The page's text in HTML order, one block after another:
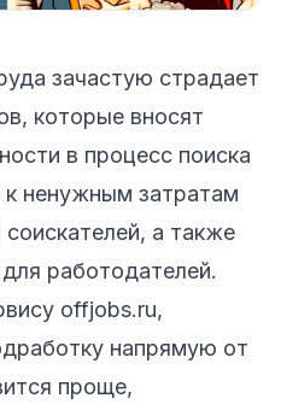
зачастую страдает
которые вносят
в процесс поиска
ненужным затратам
а также
работодателей.
offjobs.ru,
напрямую от
проще,